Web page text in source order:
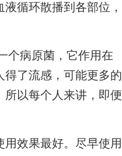
循环散播到各部位，
病原菌，它作用在
了流感，可能更多的
所以每个人来讲，即便
效果最好。尽早使用